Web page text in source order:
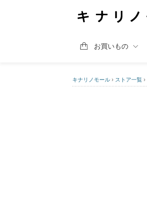
お買いもの
キナリノモール › ストア一覧 ›